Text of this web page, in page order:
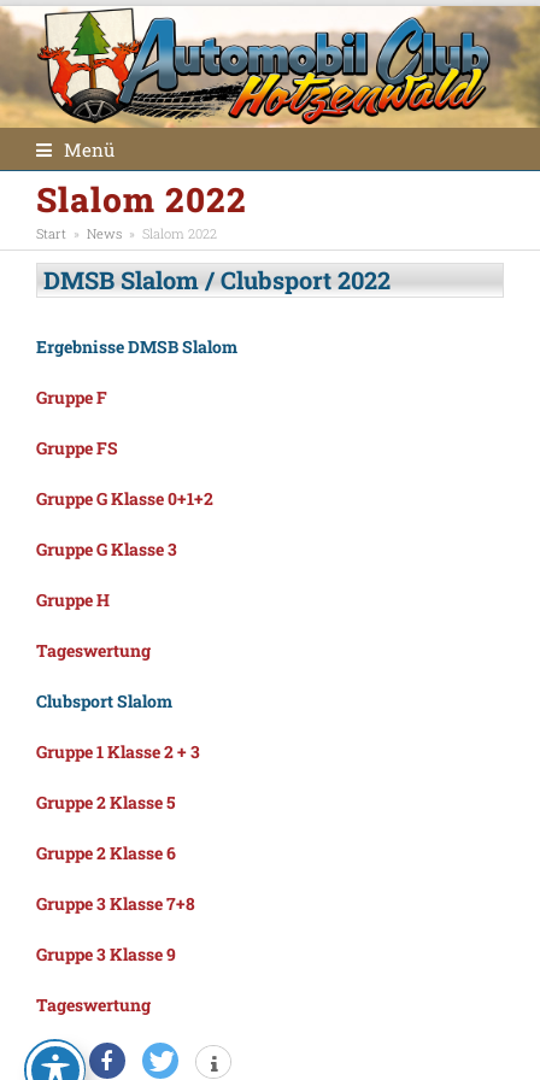
Menü
Slalom 2022
Start » News » Slalom 2022
DMSB Slalom / Clubsport 2022
Ergebnisse DMSB Slalom
Gruppe F
Gruppe FS
Gruppe G Klasse 0+1+2
Gruppe G Klasse 3
Gruppe H
Tageswertung
Clubsport Slalom
Gruppe 1 Klasse 2 + 3
Gruppe 2 Klasse 5
Gruppe 2 Klasse 6
Gruppe 3 Klasse 7+8
Gruppe 3 Klasse 9
Tageswertung